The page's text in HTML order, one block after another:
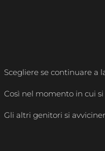
Scegliere se continuare a
Così nel momento in cui
Gli altri genitori si